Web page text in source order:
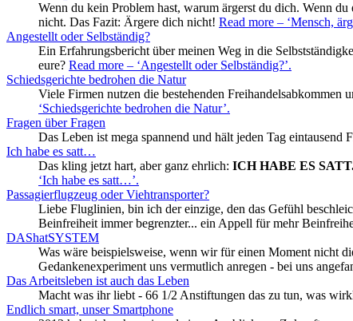
Wenn du kein Problem hast, warum ärgerst du dich. Wenn
nicht. Das Fazit: Ärgere dich nicht! Read more – ‘Mensch,
Angestellt oder Selbständig?
Ein Erfahrungsbericht über meinen Weg in die
eure? Read more – ‘Angestellt oder Selbständig?’.
Schiedsgerichte bedrohen die Natur
Viele Firmen nutzen die bestehenden
‘Schiedsgerichte bedrohen die Natur’.
Fragen über Fragen
Das Leben ist mega spannend und hält jeden Tag
Ich habe es satt…
Das kling jetzt hart, aber ganz ehrlich: ICH HABE ES
‘Ich habe es satt…’.
Passagierflugzeug oder Viehtransporter?
Liebe Fluglinien, bin ich der einzige, den das Gefühl
Beinfreiheit immer begrenzter... ein Appell für mehr
DAShatSYSTEM
Was wäre beispielsweise, wenn wir für einen Moment nicht
Gedankenexperiment uns vermutlich anregen - bei uns
Das Arbeitsleben ist auch das Leben
Macht was ihr liebt - 66 1/2 Anstiftungen das zu tun, was
Endlich smart, unser Smartphone